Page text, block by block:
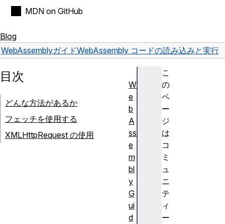
MDN on GitHub
Blog
WebAssemblyガイドWebAssembly コードの読み込みと実行
こ
の
ペ
ー
ジ
は
コ
ミ
ュ
ニ
テ
ィ
ー
目次
どんな方法があるか
フェッチを使用する
XMLHttpRequest の使用
W
e
b
A
ss
e
m
bl
y
G
ui
d